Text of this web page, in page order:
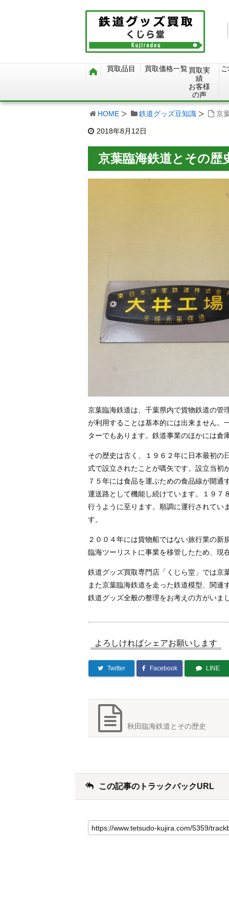
買取品目 買取価格一覧買取実
績
お客様
の声
HOME 鉄道グッズ豆知識 京
2018年8月12日
京葉臨海鉄道とその歴
京葉臨海鉄道は、千葉県内で貨物鉄道の管
が利用することは基本的には出来ません。
ターでもあります。鉄道事業のほかには倉
その歴史は古く、１９６２年に日本最初の
式で設立されたことが嚆矢です。設立当初
７５年には食品を運ぶための食品線が開
運送路として機能し続けています。１９７
行うように至ります。順調に運行されてい
す。
２００４年には貨物船ではない旅行業の
臨海ツーリストに事業を移管したため、現
鉄道グッズ買取専門店「くじら堂」では京
また京葉臨海鉄道を走った鉄道模型、関連
鉄道グッズ全般の整理をお考えの方がいま
よろしければシェアお願いします
Twitter Facebook LINE
秋田臨海鉄道とその歴史
この記事のトラックバックURL